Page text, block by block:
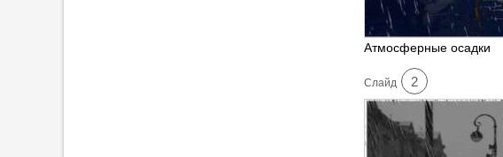
Атмосферные осадки
Cлайд 2